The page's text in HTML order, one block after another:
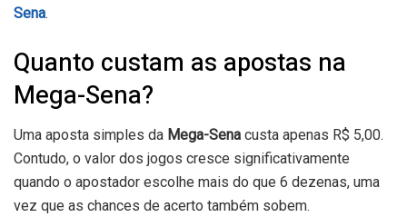
Sena.
Quanto custam as apostas na
Mega-Sena?
Uma aposta simples da Mega-Sena custa apenas R$ 5,00.
Contudo, o valor dos jogos cresce significativamente
quando o apostador escolhe mais do que 6 dezenas, uma
vez que as chances de acerto também sobem.